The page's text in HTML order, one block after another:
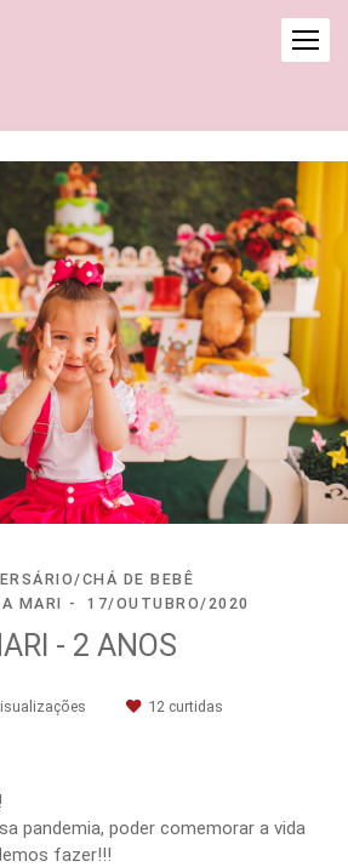
CHÁ DE BEBÊ
MARI
17/OUTUBRO/2020
- 2 ANOS
12 curtidas
pandemia, poder comemorar a vida
fazer!!!